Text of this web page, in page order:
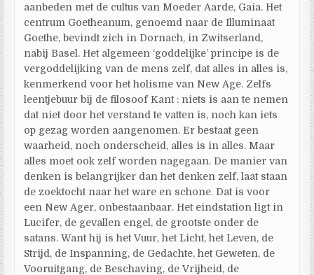
aanbeden met de cultus van Moeder Aarde, Gaia. Het
centrum Goetheanum, genoemd naar de Illuminaat
Goethe, bevindt zich in Dornach, in Zwitserland,
nabij Basel. Het algemeen ‘goddelijke’ principe is de
vergoddelijking van de mens zelf, dat alles in alles is,
kenmerkend voor het holisme van New Age. Zelfs
leentjebuur bij de filosoof Kant : niets is aan te nemen
dat niet door het verstand te vatten is, noch kan iets
op gezag worden aangenomen. Er bestaat geen
waarheid, noch onderscheid, alles is in alles. Maar
alles moet ook zelf worden nagegaan. De manier van
denken is belangrijker dan het denken zelf, laat staan
de zoektocht naar het ware en schone. Dat is voor
een New Ager, onbestaanbaar. Het eindstation ligt in
Lucifer, de gevallen engel, de grootste onder de
satans. Want hij is het Vuur, het Licht, het Leven, de
Strijd, de Inspanning, de Gedachte, het Geweten, de
Vooruitgang, de Beschaving, de Vrijheid, de